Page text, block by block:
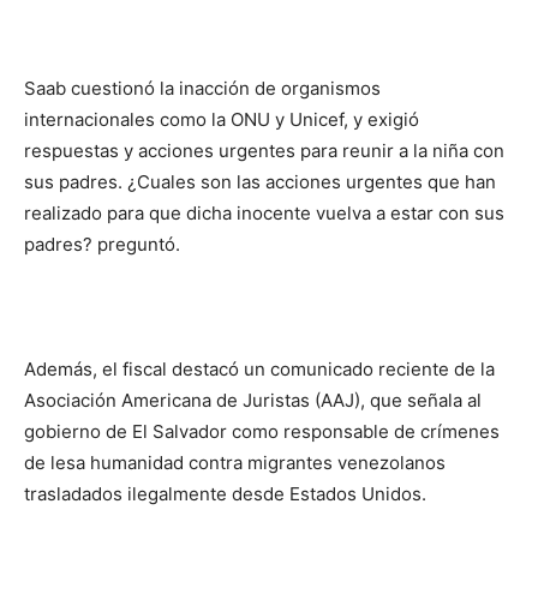
Saab cuestionó la inacción de organismos
internacionales como la ONU y Unicef, y exigió
respuestas y acciones urgentes para reunir a la niña con
sus padres. ¿Cuales son las acciones urgentes que han
realizado para que dicha inocente vuelva a estar con sus
padres? preguntó.
Además, el fiscal destacó un comunicado reciente de la
Asociación Americana de Juristas (AAJ), que señala al
gobierno de El Salvador como responsable de crímenes
de lesa humanidad contra migrantes venezolanos
trasladados ilegalmente desde Estados Unidos.